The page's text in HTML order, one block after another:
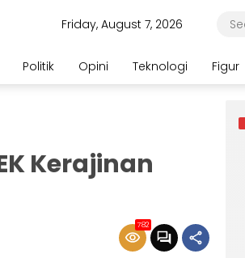
Friday, August 7, 2026
Politik Opini Teknologi Figur
Kerajinan
782